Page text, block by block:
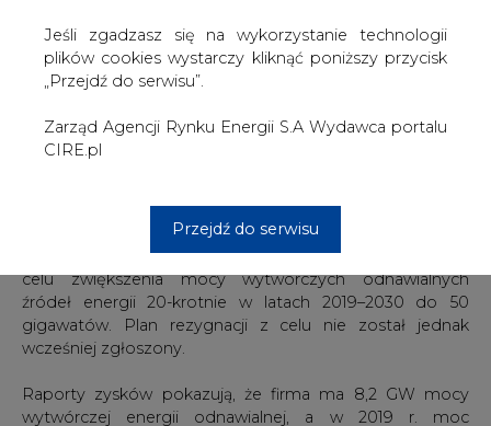
Jeśli zgadzasz się na wykorzystanie technologii
plików cookies wystarczy kliknąć poniższy przycisk
„Przejdź do serwisu”.
Zarząd Agencji Rynku Energii S.A Wydawca portalu
CIRE.pl
Przejdź do serwisu
Jeszcze w październiku 2024 r. agencja Reuters donosiła,
że w ostatnich latach akcje BP radziły sobie gorzej niż
swojego celu ograniczenia wydobycia ropy naftowej i
gazu do 2030 r.
W środę, kiedy BP organizuje dzień rynków
kapitałowych, CEO Murray Auchincloss prawdopodobnie
poinformuje inwestorów, że firma rezygnuje ze swojego
celu zwiększenia mocy wytwórczych odnawialnych
źródeł energii 20-krotnie w latach 2019–2030 do 50
gigawatów. Plan rezygnacji z celu nie został jednak
wcześniej zgłoszony.
Raporty zysków pokazują, że firma ma 8,2 GW mocy
wytwórczej energii odnawialnej, a w 2019 r. moc